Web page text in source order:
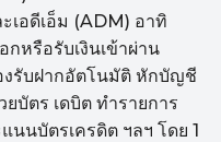
เอดีเอ็ม (ADM) อาทิ
กหรือรับเงินเข้าผ่าน
งรับฝากอัตโนมัติ หักบัญชี
บัตร เดบิต ทำรายการ
นนบัตรเครดิต ฯลฯ โดย 1